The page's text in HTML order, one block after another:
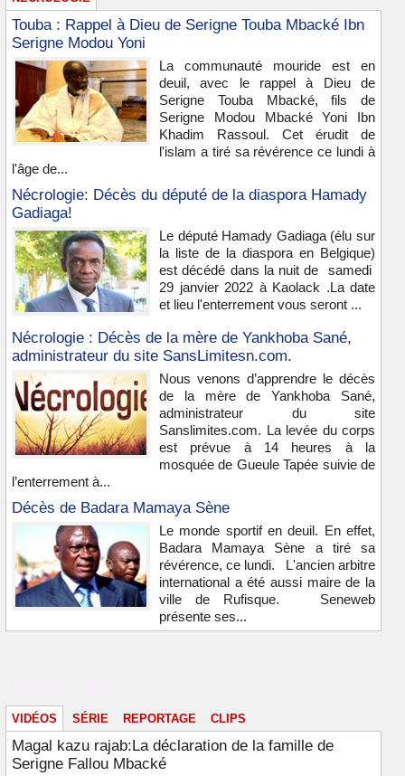
Touba : Rappel à Dieu de Serigne Touba Mbacké Ibn
Serigne Modou Yoni
La communauté mouride est en
deuil, avec le rappel à Dieu de
Serigne Touba Mbacké, fils de
Serigne Modou Mbacké Yoni Ibn
Khadim Rassoul. Cet érudit de
l'islam a tiré sa révérence ce lundi à
l'âge de...
Nécrologie: Décès du député de la diaspora Hamady
Gadiaga!
Le député Hamady Gadiaga (élu sur
la liste de la diaspora en Belgique)
est décédé dans la nuit de samedi
29 janvier 2022 à Kaolack .La date
et lieu l'enterrement vous seront ...
Nécrologie : Décès de la mère de Yankhoba Sané,
administrateur du site SansLimitesn.com.
Nous venons d’apprendre le décès
de la mère de Yankhoba Sané,
administrateur du site
Sanslimites.com. La levée du corps
est prévue à 14 heures à la
mosquée de Gueule Tapée suivie de
l’enterrement à...
Décès de Badara Mamaya Sène
Le monde sportif en deuil. En effet,
Badara Mamaya Sène a tiré sa
révérence, ce lundi. L'ancien arbitre
international a été aussi maire de la
ville de Rufisque. Seneweb
présente ses...
VIDÉOS SÉRIE REPORTAGE CLIPS
Magal kazu rajab:La déclaration de la famille de
Serigne Fallou Mbacké